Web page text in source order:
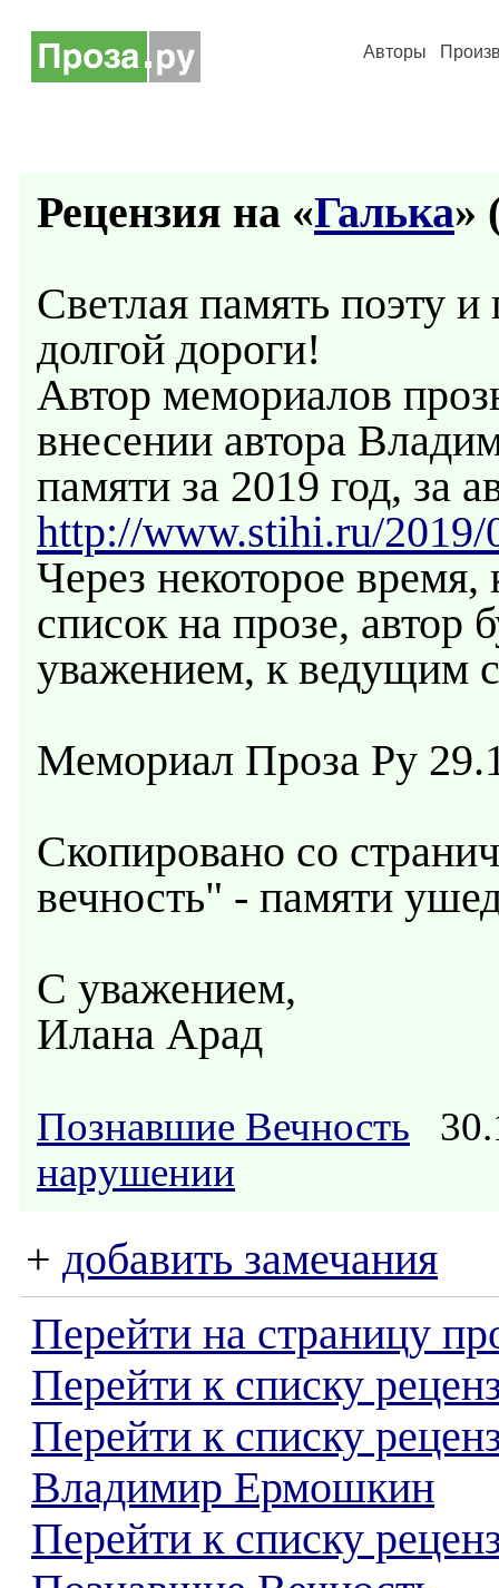
Авторы
Рецензия на «Галька»
Светлая память поэту и
долгой дороги!
Автор мемориалов
внесении автора
памяти за 2019 год, за
http://www.stihi.ru/2019/
Через некоторое время,
список на прозе, автор
уважением, к ведущим
Мемориал Проза Ру
Скопировано со
вечность" - памяти
С уважением,
Илана Арад
Познавшие Вечность
нарушении
+ добавить замечания
Перейти на страницу
Перейти к списку
Перейти к списку
Владимир Ермошкин
Перейти к списку